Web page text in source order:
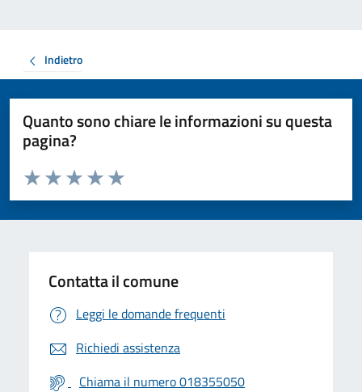
Indietro
Quanto sono chiare le informazioni su questa
pagina?
Valuta da 1 a 5 stelle la pagina
Valuta 5 stelle su 5
Valuta 4 stelle su 5
Valuta 3 stelle su 5
Valuta 2 stelle su 5
Valuta 1 stelle su 5
Contatta il comune
Leggi le domande frequenti
Richiedi assistenza
Chiama il numero 018355050